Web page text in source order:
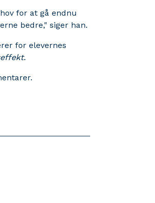
for at gå endnu
bedre," siger han.
for elevernes
.